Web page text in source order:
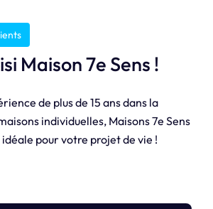
Maison 7e Sens !
de plus de 15 ans dans la
individuelles, Maisons 7e Sens
pour votre projet de vie !